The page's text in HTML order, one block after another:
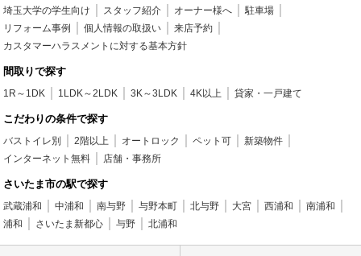
埼玉大学の学生向け
スタッフ紹介 オーナー様へ
駐車場
リフォーム事例
個人情報の取扱い
来店予約
カスタマーハラスメントに対する基本方針
間取りで探す
1R～1DK 1LDK～2LDK 3K～3LDK 4K以上 貸家・一戸建て
こだわりの条件で探す
バストイレ別 2階以上 オートロック ペット可
新築物件
インターネット無料
店舗・事務所
さいたま市の駅で探す
武蔵浦和 中浦和 南与野 与野本町 北与野 大宮 西浦和
南浦和
浦和
さいたま新都心 与野 北浦和